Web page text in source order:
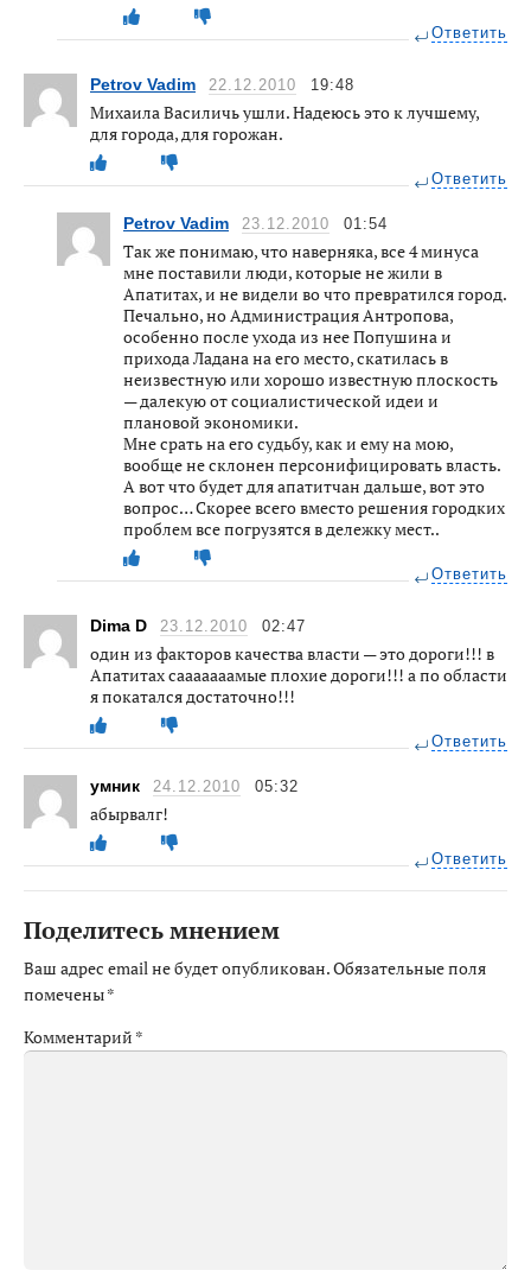
Ответить
Petrov Vadim 22.12.2010 19:48
Михаила Василичь ушли. Надеюсь это к лучшему,
для города, для горожан.
Ответить
Petrov Vadim 23.12.2010 01:54
Так же понимаю, что наверняка, все 4 минуса
мне поставили люди, которые не жили в
Апатитах, и не видели во что превратился город.
Печально, но Администрация Антропова,
особенно после ухода из нее Попушина и
прихода Ладана на его место, скатилась в
неизвестную или хорошо известную плоскость
— далекую от социалистической идеи и
плановой экономики.
Мне срать на его судьбу, как и ему на мою,
вообще не склонен персонифицировать власть.
А вот что будет для апатитчан дальше, вот это
вопрос… Скорее всего вместо решения городких
проблем все погрузятся в дележку мест..
Ответить
Dima D 23.12.2010 02:47
один из факторов качества власти — это дороги!!! в
Апатитах сааааааамые плохие дороги!!! а по области
я покатался достаточно!!!
Ответить
умник 24.12.2010 05:32
абырвалг!
Ответить
Поделитесь мнением
Ваш адрес email не будет опубликован.Обязательные поля
помечены*
Комментарий *